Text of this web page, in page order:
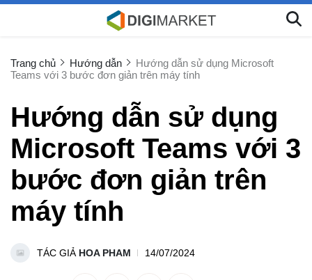
Trang chủ Hướng dẫn
Hướng dẫn sử dụng Microsoft
Teams với 3 bước đơn giản trên máy tính
Hướng dẫn sử dụng
Microsoft Teams với 3
bước đơn giản trên
máy tính
TÁC GIẢ HOA PHAM 14/07/2024